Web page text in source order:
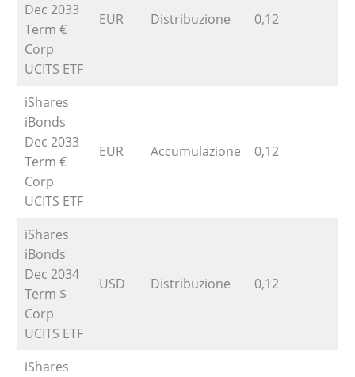
Dec 2033
Term €
Corp
UCITS ETF
EUR Distribuzione 0,12
iShares
iBonds
Dec 2033
Term €
Corp
UCITS ETF
EUR Accumulazione 0,12
iShares
iBonds
Dec 2034
Term $
Corp
UCITS ETF
USD Distribuzione 0,12
iShares